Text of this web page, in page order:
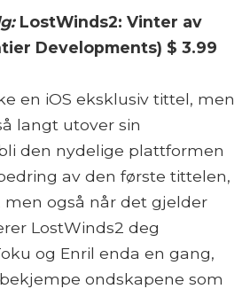
LostWinds2: Vinter av
Developments) $ 3.99
en iOS eksklusiv tittel, men
langt utover sin
den nydelige plattformen
av den første tittelen,
men også når det gjelder
LostWinds2 deg
og Enril enda en gang,
ondskapene som